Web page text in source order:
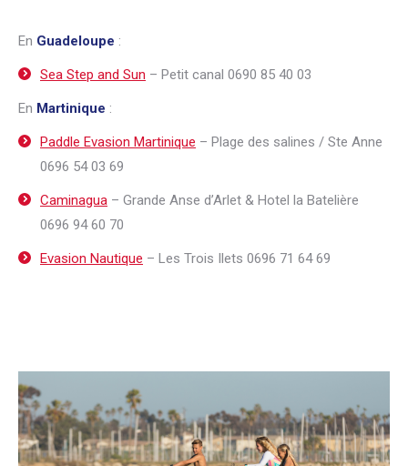
En Guadeloupe :
Sea Step and Sun – Petit canal 0690 85 40 03
En Martinique :
Paddle Evasion Martinique – Plage des salines / Ste Anne
0696 54 03 69
Caminagua – Grande Anse d’Arlet & Hotel la Batelière
0696 94 60 70
Evasion Nautique – Les Trois Ilets 0696 71 64 69